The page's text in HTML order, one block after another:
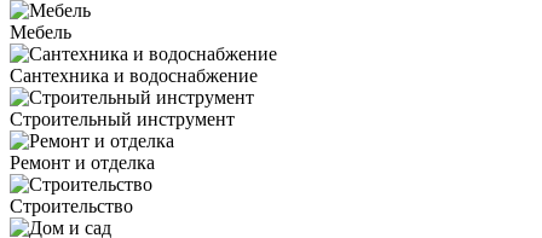
Мебель
Сантехника и водоснабжение
Строительный инструмент
Ремонт и отделка
Строительство